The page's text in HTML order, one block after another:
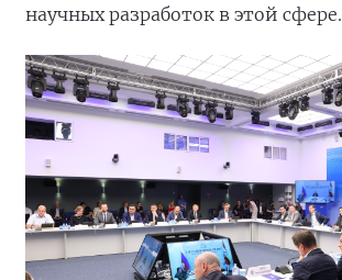
научных разработок в этой сфере.